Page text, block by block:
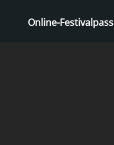
Online-Festivalpass